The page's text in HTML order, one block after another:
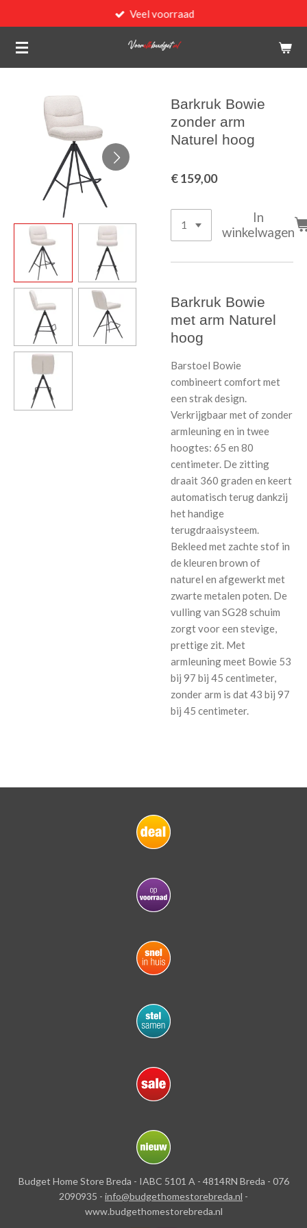
direct
naar
Veel voorraad
Barkruk Bowie
zonder arm
Naturel hoog
€ 159,00
In
winkelwagen
Barkruk Bowie
met arm Naturel
hoog
Barstoel Bowie
combineert comfort met
een strak design.
Verkrijgbaar met of zonder
armleuning en in twee
hoogtes: 65 en 80
centimeter. De zitting
draait 360 graden en keert
automatisch terug dankzij
het handige
terugdraaisysteem.
Bekleed met zachte stof in
de kleuren brown of
naturel en afgewerkt met
zwarte metalen poten. De
vulling van SG28 schuim
zorgt voor een stevige,
prettige zit. Met
armleuning meet Bowie 53
bij 97 bij 45 centimeter,
zonder arm is dat 43 bij 97
bij 45 centimeter.
Budget Home Store Breda - IABC 5101 A - 4814RN Breda - 076
2090935 - info@budgethomestorebreda.nl -
www.budgethomestorebreda.nl